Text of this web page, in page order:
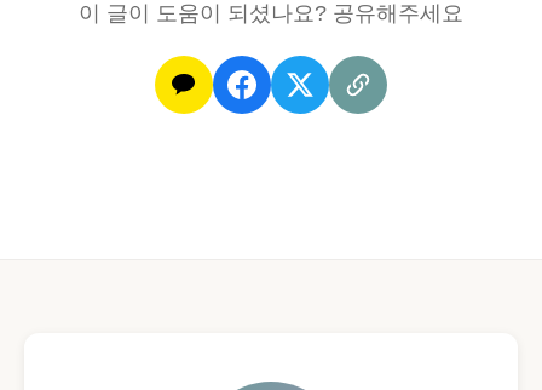
이 글이 도움이 되셨나요? 공유해주세요